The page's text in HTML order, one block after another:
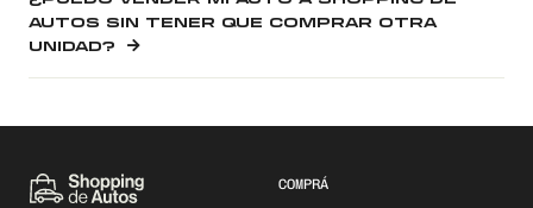
AUTOS SIN TENER QUE COMPRAR OTRA
UNIDAD?
COMPRÁ